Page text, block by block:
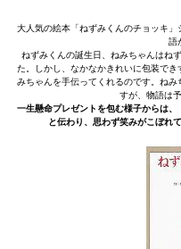
大人気の絵本「ねずみくんのチョッキ
語
ねずみくんの誕生日、ねみちゃんはね
た。しかし、なかなかきれいに包装で
みちゃんを手伝ってくれるのです。ね
すが、物語は
一生懸命プレゼントを包む様子からは
と伝わり、思わず笑みがこぼれ